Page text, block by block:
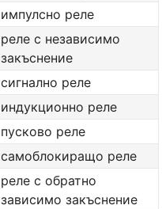
импулсно реле
реле с независимо
закъснение
сигнално реле
индукционно реле
пусково реле
самоблокиращо реле
реле с обратно
зависимо закъснение